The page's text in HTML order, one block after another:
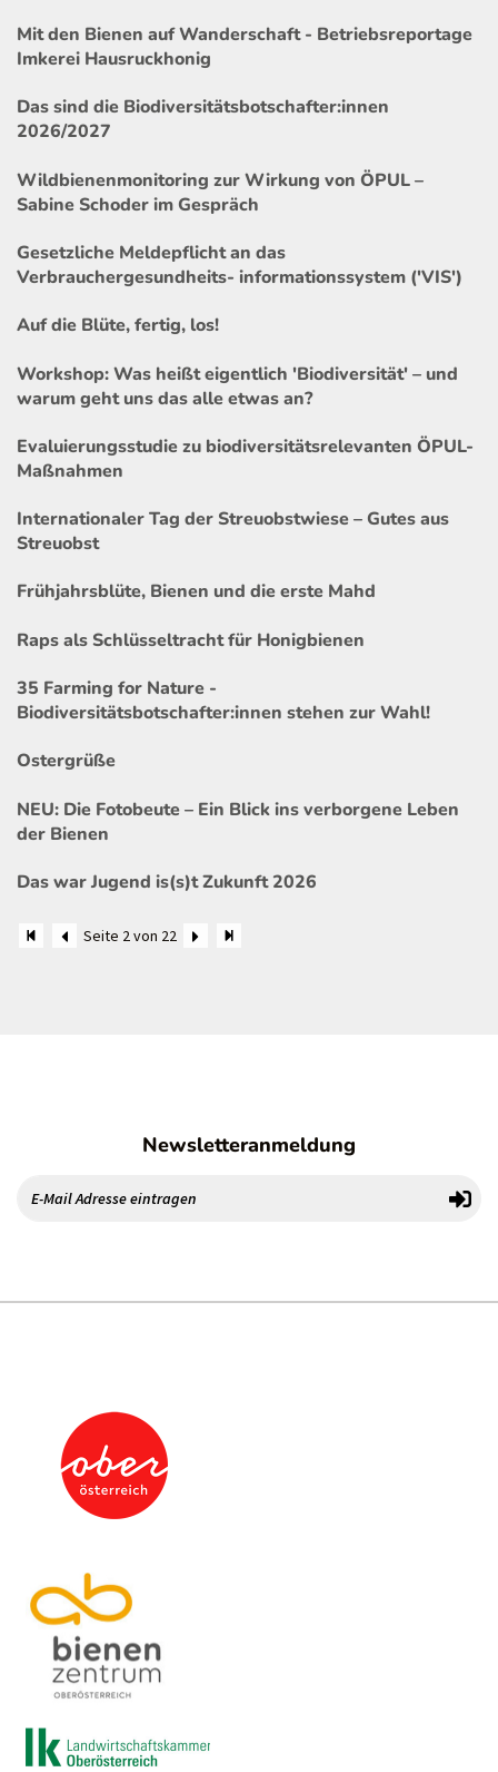
Mit den Bienen auf Wanderschaft - Betriebsreportage
Imkerei Hausruckhonig
Das sind die Biodiversitätsbotschafter:innen
2026/2027
Wildbienenmonitoring zur Wirkung von ÖPUL –
Sabine Schoder im Gespräch
Gesetzliche Meldepflicht an das
Verbrauchergesundheits- informationssystem ('VIS')
Auf die Blüte, fertig, los!
Workshop: Was heißt eigentlich 'Biodiversität' – und
warum geht uns das alle etwas an?
Evaluierungsstudie zu biodiversitätsrelevanten ÖPUL-
Maßnahmen
Internationaler Tag der Streuobstwiese – Gutes aus
Streuobst
Frühjahrsblüte, Bienen und die erste Mahd
Raps als Schlüsseltracht für Honigbienen
35 Farming for Nature -
Biodiversitätsbotschafter:innen stehen zur Wahl!
Ostergrüße
NEU: Die Fotobeute – Ein Blick ins verborgene Leben
der Bienen
Das war Jugend is(s)t Zukunft 2026
Seite 2 von 22
Newsletteranmeldung